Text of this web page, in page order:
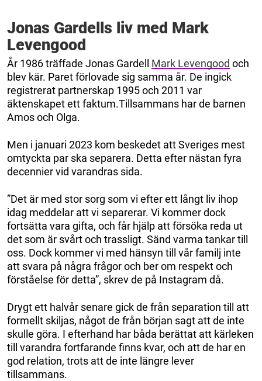
Jonas Gardells liv med Mark
Levengood
År 1986 träffade Jonas Gardell Mark Levengood och
blev kär. Paret förlovade sig samma år. De ingick
registrerat partnerskap 1995 och 2011 var
äktenskapet ett faktum.Tillsammans har de barnen
Amos och Olga.
Men i januari 2023 kom beskedet att Sveriges mest
omtyckta par ska separera. Detta efter nästan fyra
decennier vid varandras sida.
”Det är med stor sorg som vi efter ett långt liv ihop
idag meddelar att vi separerar. Vi kommer dock
fortsätta vara gifta, och får hjälp att försöka reda ut
det som är svårt och trassligt. Sänd varma tankar till
oss. Dock kommer vi med hänsyn till vår familj inte
att svara på några frågor och ber om respekt och
förståelse för detta”, skrev de på Instagram då.
Drygt ett halvår senare gick de från separation till att
formellt skiljas, något de från början sagt att de inte
skulle göra. I efterhand har båda berättat att kärleken
till varandra fortfarande finns kvar, och att de har en
god relation, trots att de inte längre lever
tillsammans.